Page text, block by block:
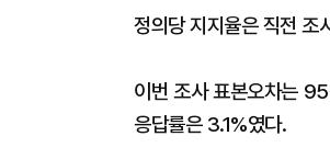
정의당 지지율은 직전
이번 조사 표본오차는
응답률은 3.1%였다.